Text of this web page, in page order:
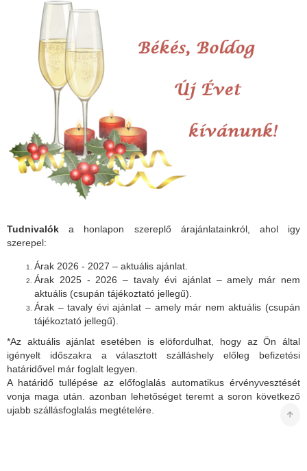
Tudnivalók a honlapon szereplő árajánlatainkról, ahol igy
szerepel:
Árak 2026 - 2027 – aktuális ajánlat.
Árak 2025 - 2026 – tavaly évi ajánlat – amely már nem
aktuális (csupán tájékoztató jellegű).
Árak – tavaly évi ajánlat – amely már nem aktuális (csupán
tájékoztató jellegű).
*Az aktuális ajánlat esetében is elöfordulhat, hogy az Ön által
igényelt időszakra a választott szálláshely előleg befizetési
határidővel már foglalt legyen.
A határidő tullépése az előfoglalás automatikus érvényvesztését
vonja maga után. azonban lehetőséget teremt a soron következő
ujabb szállásfoglalás megtételére.